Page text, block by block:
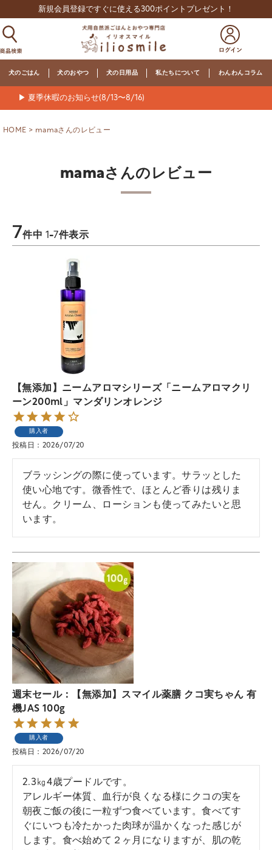
新規会員登録ですぐに使える300ポイントプレゼント！
犬のごはん 犬のおやつ 犬の日用品 私たちについて わんわんコラム
▶ 夏季休暇のお知らせ(8/13〜8/16)
HOME mamaさんのレビュー
mamaさんのレビュー
7件中 1-7件表示
【無添加】ニームアロマシリーズ「ニームアロマクリ
ーン200ml」マンダリンオレンジ
購入者
投稿日 2026/07/20
ブラッシングの際に使っています。サラッとした
使い心地です。微香性で、ほとんど香りは残りま
せん。クリーム、ローションも使ってみたいと思
います。
週末セール：【無添加】スマイル薬膳 クコ実ちゃん 有
機JAS 100g
購入者
投稿日 2026/07/20
2.3㎏4歳プードルです。
アレルギー体質、血行が良くなる様にクコの実を
朝夜ご飯の後に一粒ずつ食べています。食べてす
ぐにいつも冷たかった肉球が温かくなった感じが
します。食べ始めて２ヶ月になりますが、肌の乾